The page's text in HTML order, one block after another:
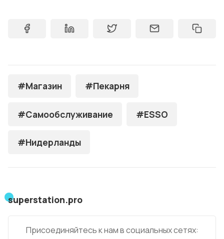
#Магазин #Пекарня
#Самообслуживание #ESSO
#Нидерланды
superstation.pro
Присоединяйтесь к нам в социальных сетях: